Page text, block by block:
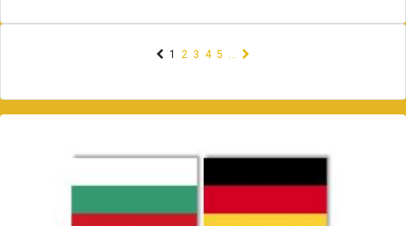
1 (current)
2 3 4 5 …